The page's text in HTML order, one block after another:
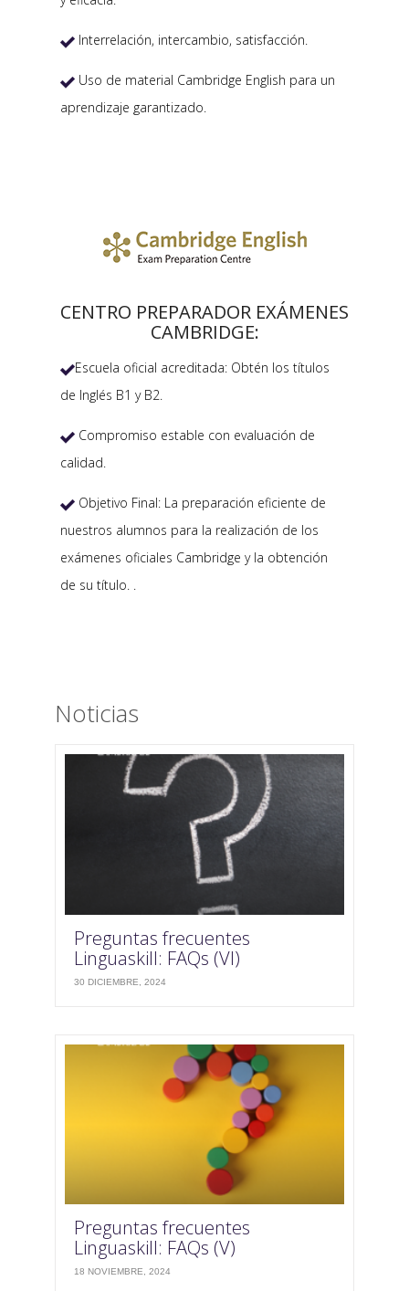
 Interrelación, intercambio, satisfacción.
 Uso de material Cambridge English para un
aprendizaje garantizado.
CENTRO PREPARADOR EXÁMENES
CAMBRIDGE:
Escuela oficial acreditada: Obtén los títulos
de Inglés B1 y B2.
 Compromiso estable con evaluación de
calidad.
 Objetivo Final: La preparación eficiente de
nuestros alumnos para la realización de los
exámenes oficiales Cambridge y la obtención
de su título. .
Noticias
Preguntas frecuentes
Linguaskill: FAQs (VI)
30 DICIEMBRE, 2024
Preguntas frecuentes
Linguaskill: FAQs (V)
18 NOVIEMBRE, 2024